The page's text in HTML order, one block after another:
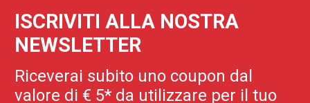
ISCRIVITI ALLA NOSTRA
NEWSLETTER
Riceverai subito uno coupon dal
valore di € 5* da utilizzare per il tuo